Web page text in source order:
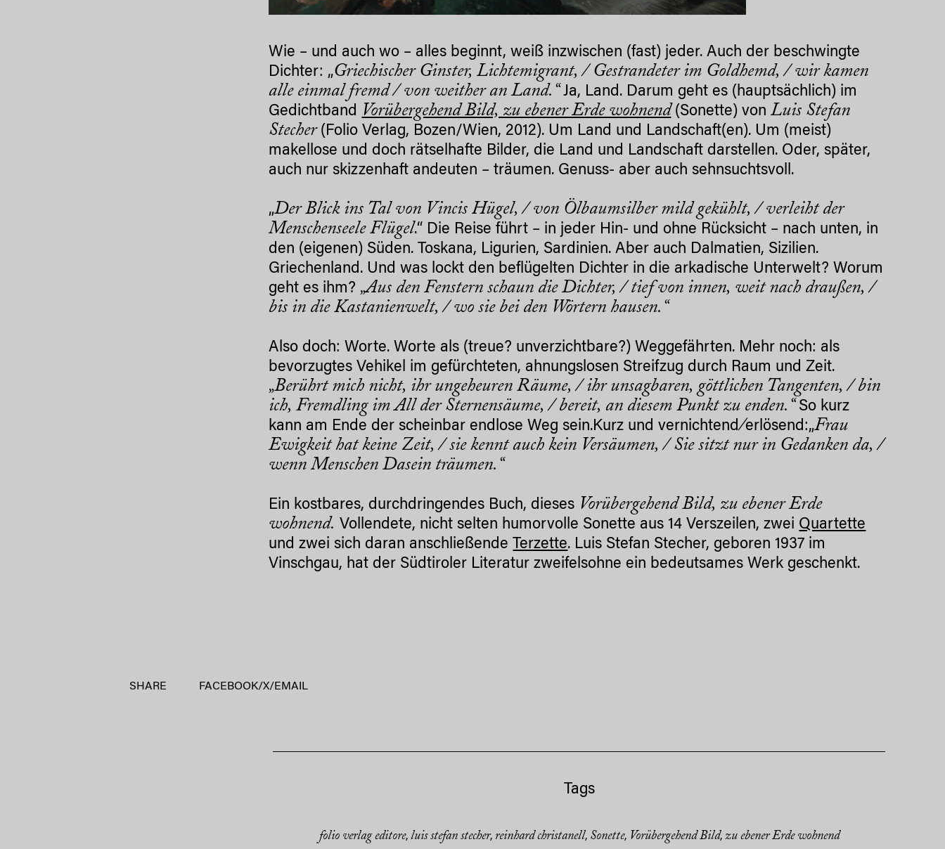
Wie – und auch wo – alles beginnt, weiß inzwischen (fast) jeder. Auch der beschwingte
Dichter: „Griechischer Ginster, Lichtemigrant, / Gestrandeter im Goldhemd, / wir kamen
alle einmal fremd / von weither an Land.“Ja, Land. Darum geht es (hauptsächlich) im
Gedichtband Vorübergehend Bild, zu ebener Erde wohnend(Sonette) vonLuis Stefan
Stecher(Folio Verlag, Bozen/Wien, 2012). Um Land und Landschaft(en). Um (meist)
makellose und doch rätselhafte Bilder, die Land und Landschaft darstellen. Oder, später,
auch nur skizzenhaft andeuten – träumen. Genuss- aber auch sehnsuchtsvoll.
„Der Blick ins Tal von Vincis Hügel, / von Ölbaumsilber mild gekühlt, / verleiht der
Menschenseele Flügel.“ Die Reise führt – in jeder Hin- und ohne Rücksicht – nach unten, in
den (eigenen) Süden. Toskana, Ligurien, Sardinien. Aber auch Dalmatien, Sizilien.
Griechenland. Und was lockt den beflügelten Dichter in die arkadische Unterwelt? Worum
geht es ihm? „Aus den Fenstern schaun die Dichter, / tief von innen, weit nach draußen, /
bis in die Kastanienwelt, / wo sie bei den Wörtern hausen.“
Also doch: Worte. Worte als (treue? unverzichtbare?) Weggefährten. Mehr noch: als
bevorzugtes Vehikel im gefürchteten, ahnungslosen Streifzug durch Raum und Zeit.
„Berührt mich nicht, ihr ungeheuren Räume, / ihr unsagbaren, göttlichen Tangenten, / bin
ich, Fremdling im All der Sternensäume, / bereit, an diesem Punkt zu enden.“ So kurz
kann am Ende der scheinbar endlose Weg sein.Kurz und vernichtend/erlösend:„Frau
Ewigkeit hat keine Zeit, / sie kennt auch kein Versäumen, / Sie sitzt nur in Gedanken da, /
wenn Menschen Dasein träumen.“
Ein kostbares, durchdringendes Buch, dieses Vorübergehend Bild, zu ebener Erde
wohnend. Vollendete, nicht selten humorvolle Sonette aus 14 Verszeilen, zwei Quartette
und zwei sich daran anschließende Terzette. Luis Stefan Stecher, geboren 1937 im
Vinschgau, hat der Südtiroler Literatur zweifelsohne ein bedeutsames Werk geschenkt.
SHARE FACEBOOK/X/ EMAIL
Tags
folio verlag editore, luis stefan stecher, reinhard christanell, Sonette, Vorübergehend Bild, zu ebener Erde wohnend